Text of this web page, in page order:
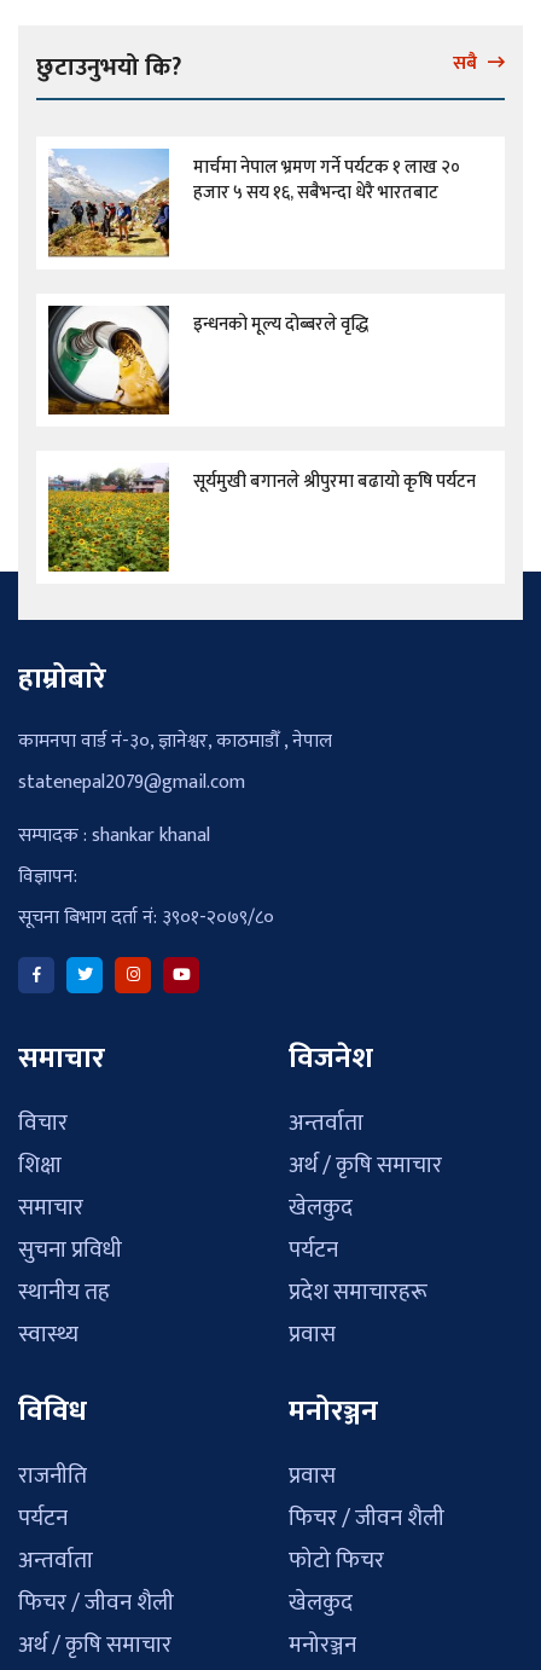
छुटाउनुभयो कि? सबै
मार्चमा नेपाल भ्रमण गर्ने पर्यटक १ लाख २०
हजार ५ सय १६, सबैभन्दा धेरै भारतबाट
इन्धनको मूल्य दोब्बरले वृद्धि
सूर्यमुखी बगानले श्रीपुरमा बढायो कृषि पर्यटन
हाम्रोबारे
कामनपा वार्ड नं-३०, ज्ञानेश्वर, काठमाडौँ , नेपाल
statenepal2079@gmail.com
सम्पादक : shankar khanal
विज्ञापन:
सूचना बिभाग दर्ता नं: ३९०१-२०७९/८०
समाचार
विचार
शिक्षा
समाचार
सुचना प्रविधी
स्थानीय तह
स्वास्थ्य
विजनेश
अन्तर्वाता
अर्थ / कृषि समाचार
खेलकुद
पर्यटन
प्रदेश समाचारहरू
प्रवास
विविध
राजनीति
पर्यटन
अन्तर्वाता
फिचर / जीवन शैली
अर्थ / कृषि समाचार
मनोरञ्जन
प्रवास
फिचर / जीवन शैली
फोटो फिचर
खेलकुद
मनोरञ्जन